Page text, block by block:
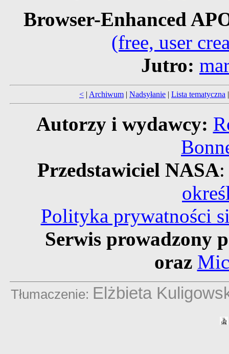
Browser-Enhanced
(free, user
Jutro:
< | Archiwum | Nadsyłanie | Lista tematyczna
Autorzy i wydawcy:
Przedstawiciel NASA
Polityka prywatności
Serwis prowadzony
oraz
Tłumaczenie: Elżbieta